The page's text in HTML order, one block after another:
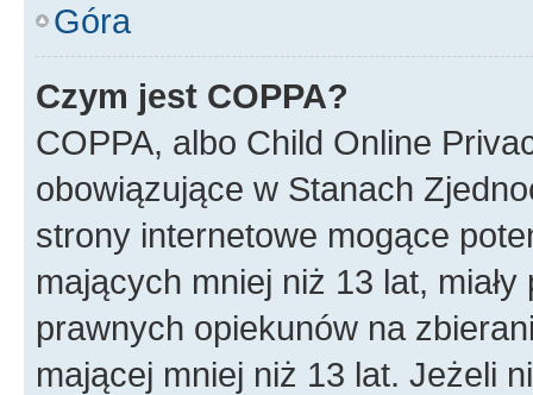
Góra
Czym jest COPPA?
COPPA, albo Child Online
obowiązujące w Stanach
strony internetowe mogące
mających mniej niż 13 lat,
prawnych opiekunów na
mającej mniej niż 13 lat. Jeżeli